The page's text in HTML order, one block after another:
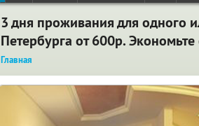
3 дня проживания для одного
Петербурга от 600р.
Главная